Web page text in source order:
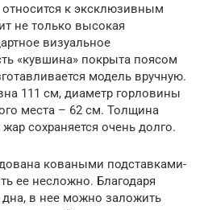
к эксклюзивным
не только высокая
визуальное
«кувшина» покрыта поясом
модель вручную.
111 см, диаметр горловины
места – 62 см. Толщина
сохраняется очень долго.
коваными подставками-
ее несложно. Благодаря
в нее можно заложить